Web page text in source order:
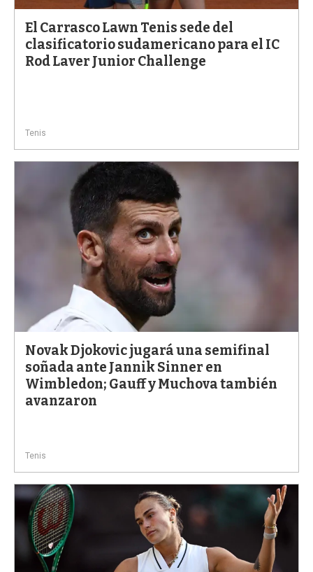
El Carrasco Lawn Tenis sede del
clasificatorio sudamericano para el IC
Rod Laver Junior Challenge
Tenis
Novak Djokovic jugará una semifinal
soñada ante Jannik Sinner en
Wimbledon; Gauff y Muchova también
avanzaron
Tenis